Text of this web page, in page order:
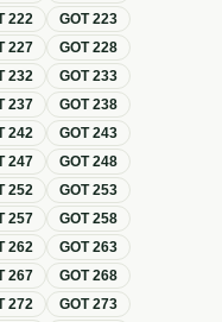
222 GOT223
227 GOT228
232 GOT233
237 GOT238
242 GOT243
247 GOT248
252 GOT253
257 GOT258
262 GOT263
267 GOT268
272 GOT273